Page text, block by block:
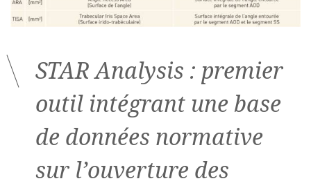
STAR Analysis : premier
outil intégrant une base
de données normative
sur l’ouverture des